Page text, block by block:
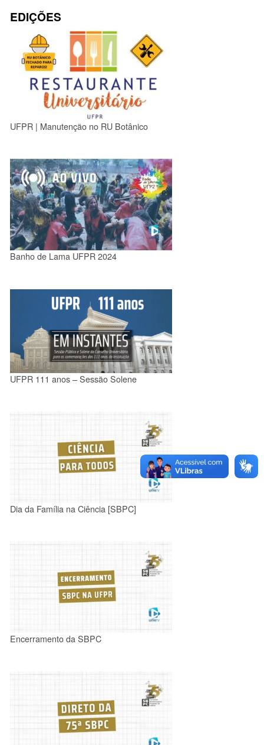
EDIÇÕES
UFPR | Manutenção no RU Botânico
Banho de Lama UFPR 2024
UFPR 111 anos – Sessão Solene
Dia da Família na Ciência [SBPC]
Encerramento da SBPC